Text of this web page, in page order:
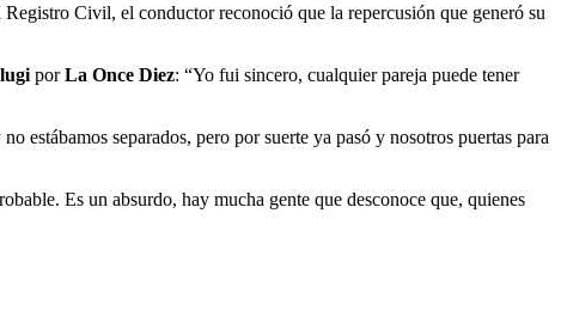
Civil, el conductor reconoció que la repercusión que generó su
porLa Once Diez: “Yo fui sincero, cualquier pareja puede tener
estábamos separados, pero por suerte ya pasó y nosotros puertas para
Es un absurdo, hay mucha gente que desconoce que, quienes